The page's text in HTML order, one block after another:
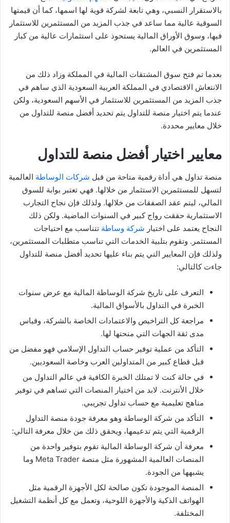
بالاستقرار النسبي، وهي تابعة لشركة قوية لها اسمها، كما أن قيمتها
السوقية عالية مما ساعد في جذب المزيد من المستثمرين للاستثمار
فيها، وسوق الأوراق المالية يستحوذ على استثمارات عالية من كبار
المستثمرين في العالم.
بعدما تم فتح سوق المشتقات المالية في المملكة وزاد ذلك من
الانتعاش الاقتصادي في المملكة العربية السعودية الذي ساهم في
جذب المزيد من المستثمرين للاستثمار في الأسهم السعودية، ولكن
عندما يتم اختيار منصة للتداول يتم تحديد أفضل منصة للتداول من
خلال معايير محددة.
معايير اختيار أفضل منصة للتداول
منصة تداول هي أداة رقمية متاحة من قبل شركات الوساطة العالمية
لتسهل للمستثمرين الاستثمار من خلالها. فهي تعتبر بوابة للسوق
المالي، ليتم عقد الصفقات من خلالها. ولذلك فإن نجاح التجارب
الاستثمارية حققت رواج كبير في السنوات الماضية. ولكن ذلك
النجاح يعتمد على اختيار شركة وساطة تتناسب مع احتياجات
المستثمر. وتقوم بتلبية الخدمات التي تناسب متطلبات المستثمرين،
ولذلك فإن المعايير التي يتم بناء عليها تحديد أفضل منصة للتداول
جاءت كالتالي:
التعرف على تاريخ شركة الوساطة المالية مع عرض سنوات
الخبرة في التداول بالأسواق المالية.
مراجعة كل التراخيص والاعتمادات الخاصة بالشركة، وقياس
مدى ثقة الجهات التي منحتها لها.
التأكد من عملية توفير حساب التداول الإسلامي فهو مفضل من
قبل قطاع كبير من المتداولين العرب وخاصة السعوديين.
في حالة كنت لا تمتلك الخبرة الكافية في عالم التداول من
خلال الأنترنت. لابد من اختيار المنصات التي تساهم في توفير
مناهج تعليمية مع حساب تداول تجريبي.
التأكد من شركة الوساطة وهو معرفة جودة منصة التداول
الرقمية التي يتم تدعيمها، ويحقق ذلك من خلال معرفة التالي:
معرفة أن شركة الوساطة المالية تقوم بتوفير واحدة من
المنصات العالمية المشهورة مثل منصة Meta Trader وما
يشبهها من الجودة.
المنصة الموجودة تكون صالحة لكل الأجهزة الرقمية مثل
الهواتف الذكية والأجهزة اللوحية، وتعمل مع كل أنظمة التشغيل
المختلفة.